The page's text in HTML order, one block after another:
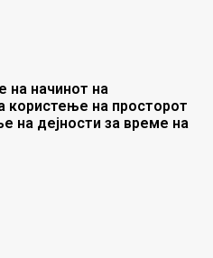
на начинот на
користење на просторот
на дејности за време на